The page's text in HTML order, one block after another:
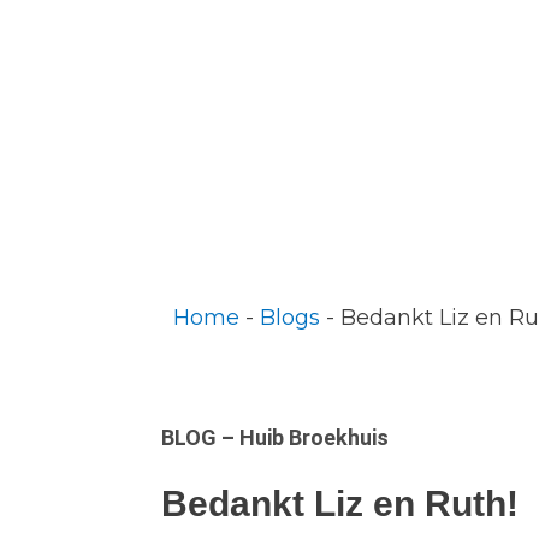
Home - Blogs - Bedankt Liz en
BLOG – Huib Broekhuis
Bedankt Liz en Ruth!